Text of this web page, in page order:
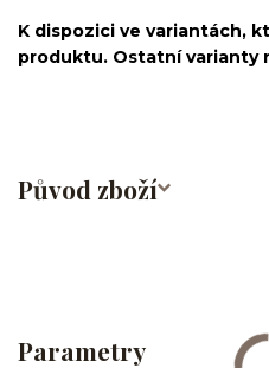
K dispozici ve variantách,
produktu. Ostatní varianty
Původ zboží
Parametry